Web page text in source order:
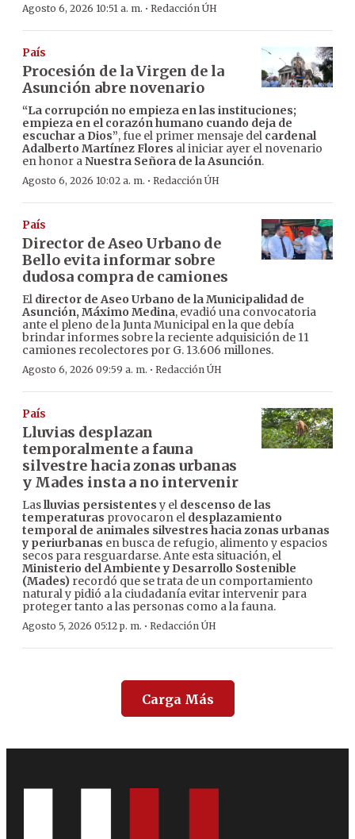
Agosto 6, 2026 10:51 a. m. · Redacción ÚH
País
Procesión de la Virgen de la
Asunción abre novenario
“La corrupción no empieza en las instituciones;
empieza en el corazón humano cuando deja de
escuchar a Dios”, fue el primer mensaje del cardenal
Adalberto Martínez Flores al iniciar ayer el novenario
en honor aNuestra Señora de la Asunción.
Agosto 6, 2026 10:02 a. m. · Redacción ÚH
País
Director de Aseo Urbano de
Bello evita informar sobre
dudosa compra de camiones
El director de Aseo Urbano de la Municipalidad de
Asunción, Máximo Medina, evadió una convocatoria
ante el pleno de la Junta Municipal en la que debía
brindar informes sobre la reciente adquisición de 11
camiones recolectores por G. 13.606 millones.
Agosto 6, 2026 09:59 a. m. · Redacción ÚH
País
Lluvias desplazan
temporalmente a fauna
silvestre hacia zonas urbanas
y Mades insta a no intervenir
Laslluvias persistentes y el descenso de las
temperaturas provocaron el desplazamiento
temporal de animales silvestres hacia zonas urbanas
y periurbanas en busca de refugio, alimento y espacios
secos para resguardarse. Ante esta situación, el
Ministerio del Ambiente y Desarrollo Sostenible
(Mades) recordó que se trata de un comportamiento
natural y pidió a la ciudadanía evitar intervenir para
proteger tanto a las personas como a la fauna.
Agosto 5, 2026 05:12 p. m. · Redacción ÚH
Carga Más